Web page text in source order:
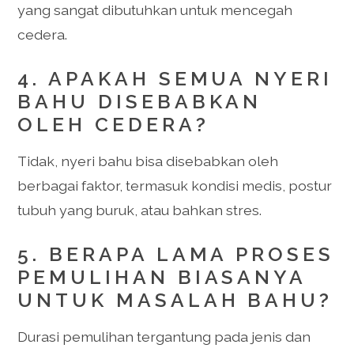
yang sangat dibutuhkan untuk mencegah
cedera.
4. APAKAH SEMUA NYERI
BAHU DISEBABKAN
OLEH CEDERA?
Tidak, nyeri bahu bisa disebabkan oleh
berbagai faktor, termasuk kondisi medis, postur
tubuh yang buruk, atau bahkan stres.
5. BERAPA LAMA PROSES
PEMULIHAN BIASANYA
UNTUK MASALAH BAHU?
Durasi pemulihan tergantung pada jenis dan